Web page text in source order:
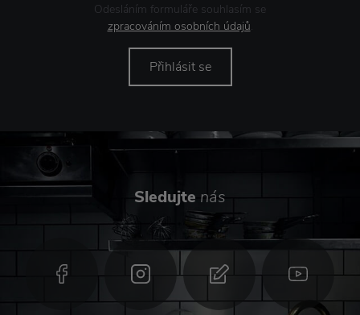
Odesláním formuláře souhlasím se
zpracováním osobních údajů.
Přihlásit se
Sledujte nás